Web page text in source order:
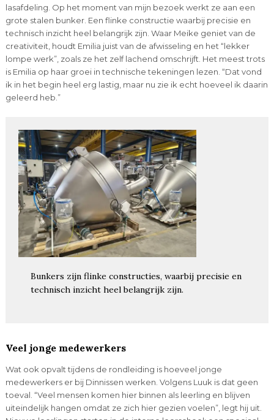
lasafdeling. Op het moment van mijn bezoek werkt ze aan een
grote stalen bunker. Een flinke constructie waarbij precisie en
technisch inzicht heel belangrijk zijn. Waar Meike geniet van de
creativiteit, houdt Emilia juist van de afwisseling en het “lekker
lompe werk”, zoals ze het zelf lachend omschrijft. Het meest trots
is Emilia op haar groei in technische tekeningen lezen. “Dat vond
ik in het begin heel erg lastig, maar nu zie ik echt hoeveel ik daarin
geleerd heb.”
Bunkers zijn flinke constructies, waarbij precisie en
technisch inzicht heel belangrijk zijn.
Veel jonge medewerkers
Wat ook opvalt tijdens de rondleiding is hoeveel jonge
medewerkers er bij Dinnissen werken. Volgens Luuk is dat geen
toeval. “Veel mensen komen hier binnen als leerling en blijven
uiteindelijk hangen omdat ze zich hier gezien voelen”, legt hij uit.